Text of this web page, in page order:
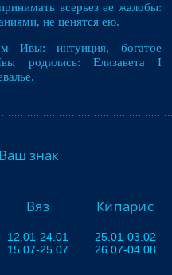
всерьез ее жалобы:
не ценятся ею.
Ивы: интуиция, богатое
родились: Елизавета I
знак
Вяз
12.01-24.01
15.07-25.07
Кипарис
25.01-03.02
26.07-04.08